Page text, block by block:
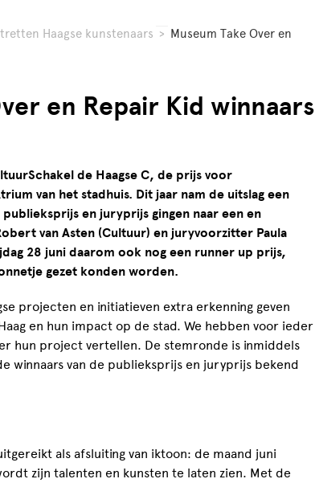
Haagse kunstenaars > Museum Take Over en
en Repair Kid winnaars
de Haagse C, de prijs voor
van het stadhuis. Dit jaar nam de uitslag een
en juryprijs gingen naar een en
van Asten (Cultuur) en juryvoorzitter Paula
28 juni daarom ook nog een runner up prijs,
gezet konden worden.
projecten en initiatieven extra erkenning geven
en hun impact op de stad. We hebben voor ieder
hun project vertellen. De stemronde is inmiddels
winnaars van de publieksprijs en juryprijs bekend
als afsluiting van iktoon: de maand juni
zijn talenten en kunsten te laten zien. Met de